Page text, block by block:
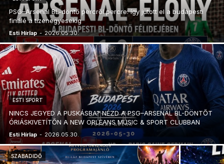
PSG–Arsenal BL-döntő percről percre: így jutott el a budapesti
finálé a tizenegyesekig
Esti Hírlap - 2026.05.30.
ESTI SPORT
NINCS JEGYED A PUSKÁSBA? NÉZD A PSG–ARSENAL BL-DÖNTŐT
ÓRIÁSKIVETÍTŐN A NEW ORLEANS MUSIC & SPORT CLUBBAN
Esti Hírlap - 2026.05.30.
SZABADIDŐ